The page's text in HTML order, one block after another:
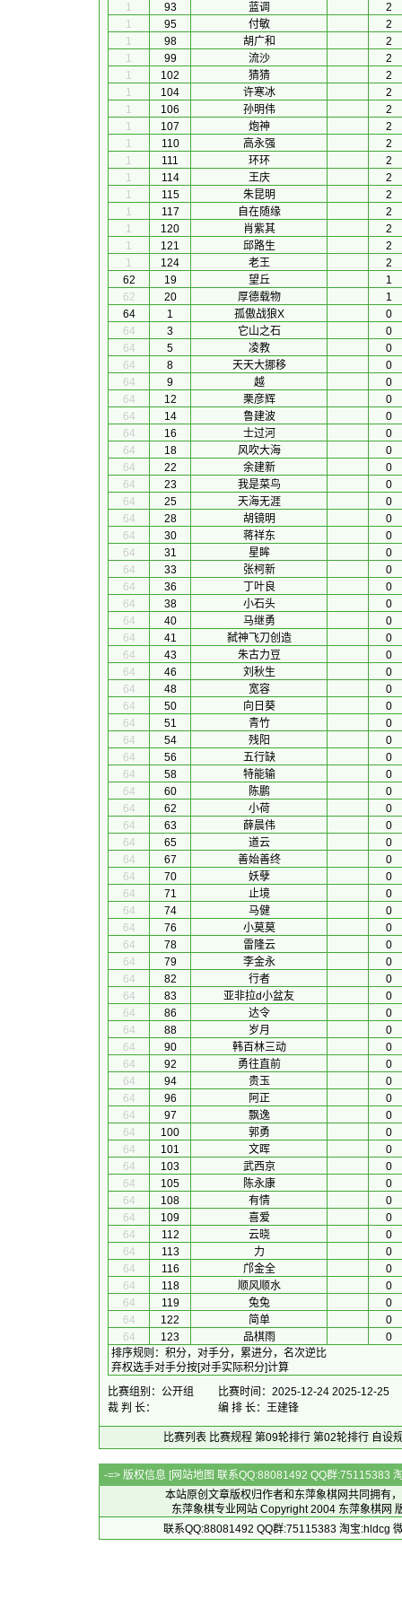
1
93 蓝调
2
1
95 付敏
2
1
98 胡广和
2
1
99 流沙
2
1
102 猜猜
2
1
104 许寒冰
2
1
106 孙明伟
2
1
107 炮神
2
1
110 高永强
2
1
111 环环
2
1
114 王庆
2
1
115 朱昆明
2
1
117 自在随缘
2
1
120 肖紫其
2
1
121 邱路生
2
1
124 老王
2
62
19 望丘
1
62
20 厚德载物
1
64
1 孤傲战狼X
0
64
3 它山之石
0
64
5 凌教
0
64
8 天天大挪移
0
64
9 越
0
64
12 栗彦辉
0
64
14 鲁建波
0
64
16 士过河
0
64
18 风吹大海
0
64
22 余建新
0
64
23 我是菜鸟
0
64
25 天海无涯
0
64
28 胡镜明
0
64
30 蒋祥东
0
64
31 星眸
0
64
33 张柯新
0
64
36 丁叶良
0
64
38 小石头
0
64
40 马继勇
0
64
41 弑神飞刀创造
0
64
43 朱古力豆
0
64
46 刘秋生
0
64
48 宽容
0
64
50 向日葵
0
64
51 青竹
0
64
54 残阳
0
64
56 五行缺
0
64
58 特能输
0
64
60 陈鹏
0
64
62 小荷
0
64
63 薛晨伟
0
64
65 道云
0
64
67 善始善终
0
64
70 妖孽
0
64
71 止境
0
64
74 马健
0
64
76 小莫莫
0
64
78 雷隆云
0
64
79 李金永
0
64
82 行者
0
64
83 亚非拉d小盆友
0
64
86 达令
0
64
88 岁月
0
64
90 韩百林三动
0
64
92 勇往直前
0
64
94 贵玉
0
64
96 阿正
0
64
97 飘逸
0
64
100 郭勇
0
64
101 文晖
0
64
103 武西京
0
64
105 陈永康
0
64
108 有情
0
64
109 喜爱
0
64
112 云晓
0
64
113 力
0
64
116 邝金全
0
64
118 顺风顺水
0
64
119 兔兔
0
64
122 简单
0
64
123 品棋雨
0
排序规则 ： 积分，对手分，累进分，名次逆比
弃权选手对手分按[对手实际积分]计算
比赛组别：公开组
比赛时间：2025-12-24 2025-12-25
裁 判 长：
编 排 长：王建锋
比赛列表 比赛规程 第09轮排行 第02轮排行 自设
-=> 版权信息 [网站地图 联系QQ:88081492 QQ群:75115383
本站原创文章版权归作者和 东萍象棋网共同拥有
东萍象棋专业网站 Copyright 2004 东萍象棋网
联系QQ:88081492 QQ群:75115383 淘宝:hldcg